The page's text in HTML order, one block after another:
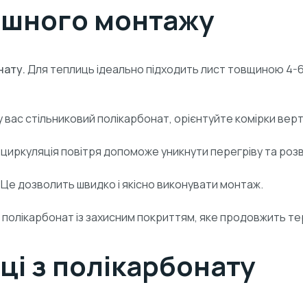
монтажу
Для теплиць ідеально підходить лист товщиною 4-
стільниковий полікарбонат, орієнтуйте комірки
повітря допоможе уникнути перегріву та
Це дозволить швидко і якісно виконувати монтаж.
із захисним покриттям, яке продовжить
з полікарбонату